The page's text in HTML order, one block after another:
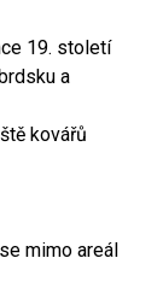
19. století
a
kovářů
mimo areál